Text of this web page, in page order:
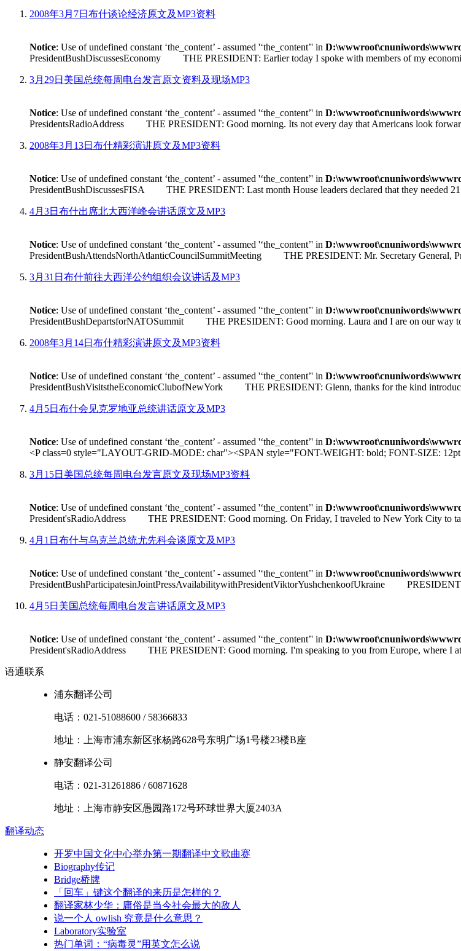
2008年3月7日布什谈论经济原文及MP3资料
Notice: Use of undefined constant ‘the_content’ - assumed '‘the_content’' in
PresidentBushDiscussesEconomy THE PRESIDENT: Earlier today I spoke with members of my
3月29日美国总统每周电台发言原文资料及现场MP3
Notice: Use of undefined constant ‘the_content’ - assumed '‘the_content’' in
PresidentsRadioAddress THE PRESIDENT: Good morning. Its not every day that Americans look
2008年3月13日布什精彩演讲原文及MP3资料
Notice: Use of undefined constant ‘the_content’ - assumed '‘the_content’' in
PresidentBushDiscussesFISA THE PRESIDENT: Last month House leaders declared that they needed 21
4月3日布什出席北大西洋峰会讲话原文及MP3
Notice: Use of undefined constant ‘the_content’ - assumed '‘the_content’' in
PresidentBushAttendsNorthAtlanticCouncilSummitMeeting THE PRESIDENT: Mr. Secretary General,
3月31日布什前往大西洋公约组织会议讲话及MP3
Notice: Use of undefined constant ‘the_content’ - assumed '‘the_content’' in
PresidentBushDepartsforNATOSummit THE PRESIDENT: Good morning. Laura and I are on our way to
2008年3月14日布什精彩演讲原文及MP3资料
Notice: Use of undefined constant ‘the_content’ - assumed '‘the_content’' in
PresidentBushVisitstheEconomicClubofNewYork THE PRESIDENT: Glenn, thanks for the kind
4月5日布什会见克罗地亚总统讲话原文及MP3
Notice: Use of undefined constant ‘the_content’ - assumed '‘the_content’' in
<P class=0 style="LAYOUT-GRID-MODE: char"><SPAN style="FONT-WEIGHT: bold; FONT-SIZE:
3月15日美国总统每周电台发言原文及现场MP3资料
Notice: Use of undefined constant ‘the_content’ - assumed '‘the_content’' in
President'sRadioAddress THE PRESIDENT: Good morning. On Friday, I traveled to New York City to
4月1日布什与乌克兰总统尤先科会谈原文及MP3
Notice: Use of undefined constant ‘the_content’ - assumed '‘the_content’' in
PresidentBushParticipatesinJointPressAvailabilitywithPresidentViktorYushchenkoofUkraine
4月5日美国总统每周电台发言讲话原文及MP3
Notice: Use of undefined constant ‘the_content’ - assumed '‘the_content’' in
President'sRadioAddress THE PRESIDENT: Good morning. I'm speaking to you from Europe, where I
语通联系
浦东翻译公司
电话： 021-51088600 / 58366833
地址： 上海市浦东新区张杨路628号东明广场1号楼23楼B座
静安翻译公司
电话： 021-31261886 /60871628
地址： 上海市静安区愚园路172号环球世界大厦2403A
翻译动态
开罗中国文化中心举办第一期翻译中文歌曲赛
Biography传记
Bridge桥牌
「回车」键这个翻译的来历是怎样的？
翻译家林少华：庸俗是当今社会最大的敌人
说一个人 owlish 究竟是什么意思？
Laboratory实验室
热门单词：“病毒灵”用英文怎么说